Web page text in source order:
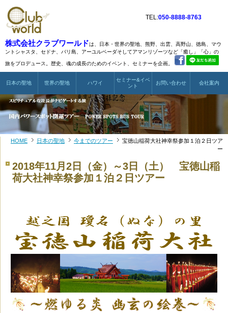
株式会社クラブワールドは、日本・世界の聖地、熊野、出雲、高野山、徳島、マウ
ントシャスタ、 セドナ、バリ島、アーユルベーダそしてアマンリゾーツなど 「癒し」「心」の
旅をプロデュース。歴史、魂の成長のためのイベント、セミナーを企画。
TEL:050-8888-8763
日本の聖地 世界の聖地 ハワイ
セミナー&イベ
ント
お問い合わせ 会社案内
HOME 日本の聖地 今までのツアー
宝徳山稲荷大社神幸祭参加１泊２日ツア
ー
2018年11月2日（金）～3日（土） 宝徳山稲
荷大社神幸祭参加１泊２日ツアー